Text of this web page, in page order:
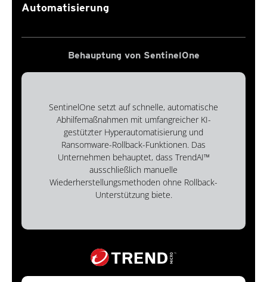
Automatisierung
Behauptung von SentinelOne
SentinelOne setzt auf schnelle, automatische
Abhilfemaßnahmen mit umfangreicher KI-
gestützter Hyperautomatisierung und
Ransomware-Rollback-Funktionen. Das
Unternehmen behauptet, dass TrendAI™
ausschließlich manuelle
Wiederherstellungsmethoden ohne Rollback-
Unterstützung biete.